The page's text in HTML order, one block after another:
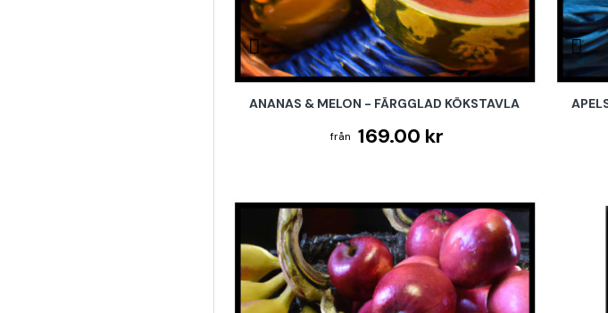
ANANAS & MELON - FÄRGGLAD KÖKSTAVLA
169.00 kr